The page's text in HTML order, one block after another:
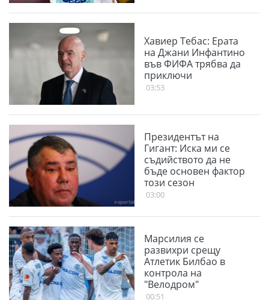
Хавиер Тебас: Ерата
на Джани Инфантино
във ФИФА трябва да
приключи
03:53
Президентът на
Гигант: Иска ми се
съдийството да не
бъде основен фактор
този сезон
03:00
Марсилия се
развихри срещу
Атлетик Билбао в
контрола на
"Велодром"
00:51